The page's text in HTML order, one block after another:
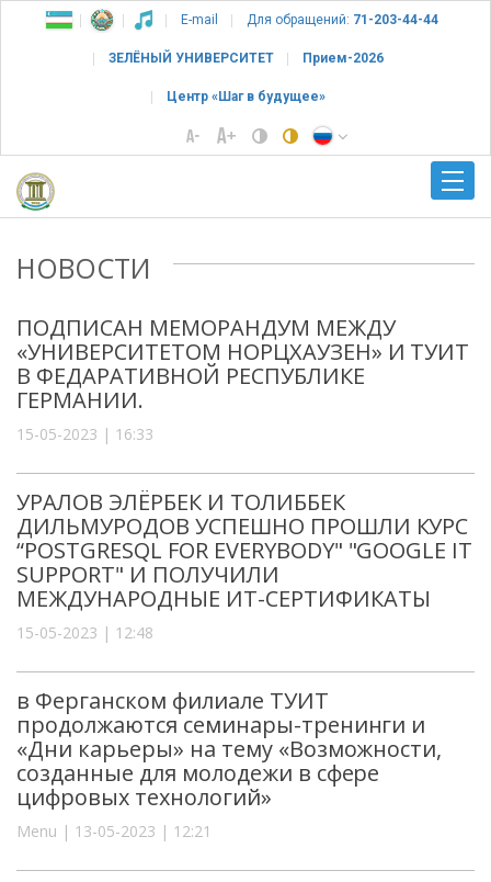
E-mail Для обращений: 71-203-44-44
ЗЕЛЁНЫЙ УНИВЕРСИТЕТ Прием-2026
Центр «Шаг в будущее»
НОВОСТИ
ПОДПИСАН МЕМОРАНДУМ МЕЖДУ
«УНИВЕРСИТЕТОМ НОРЦХАУЗЕН» И ТУИТ
В ФЕДАРАТИВНОЙ РЕСПУБЛИКЕ
ГЕРМАНИИ.
15-05-2023 | 16:33
УРАЛОВ ЭЛЁРБЕК И ТОЛИББЕК
ДИЛЬМУРОДОВ УСПЕШНО ПРОШЛИ КУРС
“POSTGRESQL FOR EVERYBODY" "GOOGLE IT
SUPPORT" И ПОЛУЧИЛИ
МЕЖДУНАРОДНЫЕ ИТ-СЕРТИФИКАТЫ
15-05-2023 | 12:48
в Ферганском филиале ТУИТ
продолжаются семинары-тренинги и
«Дни карьеры» на тему «Возможности,
созданные для молодежи в сфере
цифровых технологий»
Menu | 13-05-2023 | 12:21